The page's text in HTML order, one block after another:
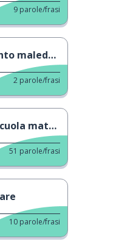
9 parole/frasi
2 parole/frasi
materna
51 parole/frasi
10 parole/frasi